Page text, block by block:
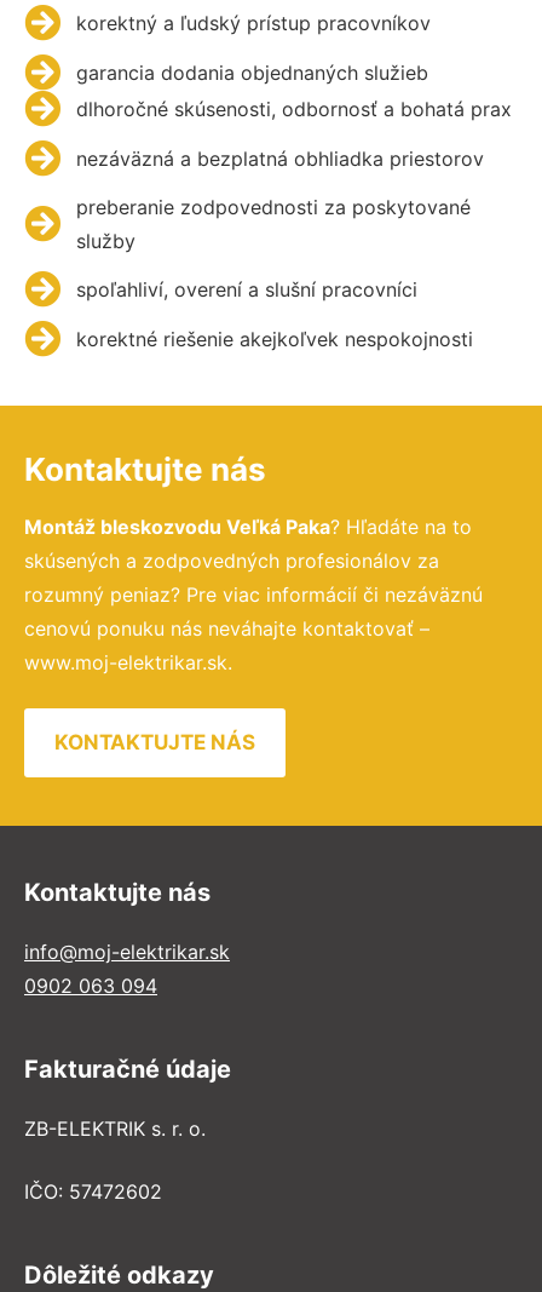
korektný a ľudský prístup pracovníkov
garancia dodania objednaných služieb
dlhoročné skúsenosti, odbornosť a bohatá prax
nezáväzná a bezplatná obhliadka priestorov
preberanie zodpovednosti za poskytované
služby
spoľahliví, overení a slušní pracovníci
korektné riešenie akejkoľvek nespokojnosti
Kontaktujte nás
Montáž bleskozvodu Veľká Paka? Hľadáte na to
skúsených a zodpovedných profesionálov za
rozumný peniaz? Pre viac informácií či nezáväznú
cenovú ponuku nás neváhajte kontaktovať –
www.moj-elektrikar.sk.
KONTAKTUJTE NÁS
Kontaktujte nás
info@moj-elektrikar.sk
0902 063 094
Fakturačné údaje
ZB-ELEKTRIK s. r. o.
IČO: 57472602
Dôležité odkazy